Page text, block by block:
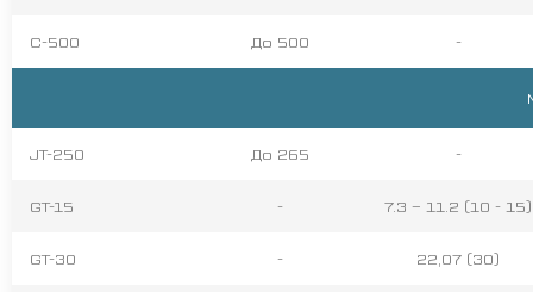
С-500 До 500 -
JT-250 До 265 -
GT-15 - 7.3 – 11.2 (10 - 15)
GT-30 - 22,07 (30)